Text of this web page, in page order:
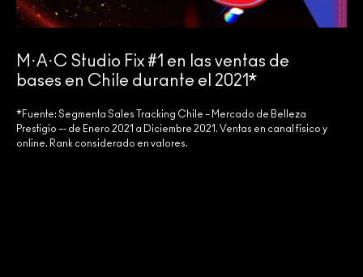
M·A·C Studio Fix #1 en las ventas de
bases en Chile durante el 2021*
*Fuente: Segmenta Sales Tracking Chile – Mercado de Belleza
Prestigio –- de Enero 2021 a Diciembre 2021. Ventas en canal físico y
online. Rank considerado en valores.